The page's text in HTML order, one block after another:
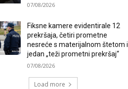
07/08/2026
Fiksne kamere evidentirale 12
prekršaja, četiri prometne
nesreće s materijalnom štetom i
jedan „teži prometni prekršaj“
07/08/2026
Load more